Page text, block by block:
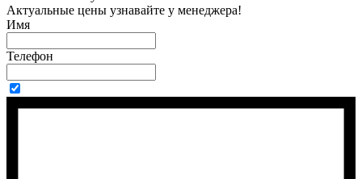
Актуальные цены узнавайте у менеджера!
Имя
Телефон